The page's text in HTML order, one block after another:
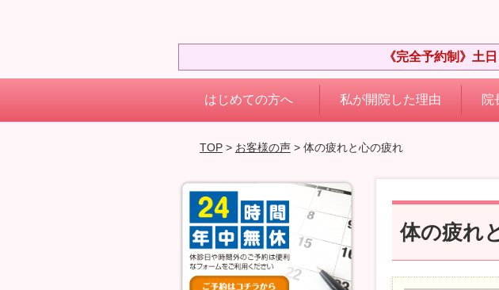
《完全予約制》土
はじめての方へ 私が開院した理由 院
TOP> お客様の声> 体の疲れと心の疲れ
体の疲れ